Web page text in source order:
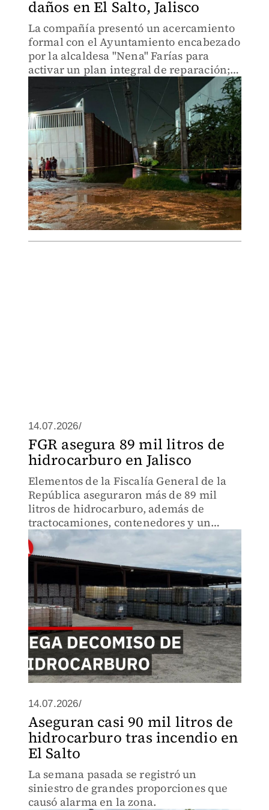
daños en El Salto, Jalisco
La compañía presentó un acercamiento
formal con el Ayuntamiento encabezado
por la alcaldesa "Nena" Farías para
activar un plan integral de reparación;
seis dependencias municipales
supervisarán el peritaje y la
reconstrucción de la infraestructura
14.07.2026/
FGR asegura 89 mil litros de
hidrocarburo en Jalisco
Elementos de la Fiscalía General de la
República aseguraron más de 89 mil
litros de hidrocarburo, además de
tractocamiones, contenedores y un
semirremolque durante un operativo
realizado en el municipio de El Salto,
Jalisco.
14.07.2026/
Aseguran casi 90 mil litros de
hidrocarburo tras incendio en
El Salto
La semana pasada se registró un
siniestro de grandes proporciones que
causó alarma en la zona.